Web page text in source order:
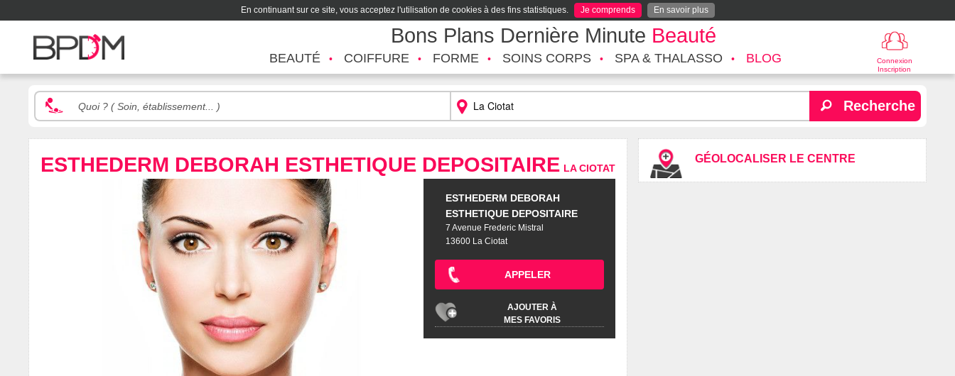
En continuant sur ce site, vous acceptez l'utilisation de cookies à des fins statistiques. Je comprends En savoir plus
Bons Plans Dernière Minute Beauté
Connexion
Inscription
BEAUTÉ COIFFURE FORME SOINS CORPS SPA & THALASSO BLOG
Recherche
GÉOLOCALISER LE CENTRE
ESTHEDERM DEBORAH ESTHETIQUE DEPOSITAIRE LA CIOTAT
ESTHEDERM DEBORAH
ESTHETIQUE DEPOSITAIRE
7 Avenue Frederic Mistral
13600 La Ciotat
APPELER
AJOUTER À
MES FAVORIS